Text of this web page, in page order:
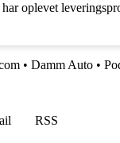
oplevet
• Damm Auto •
RSS